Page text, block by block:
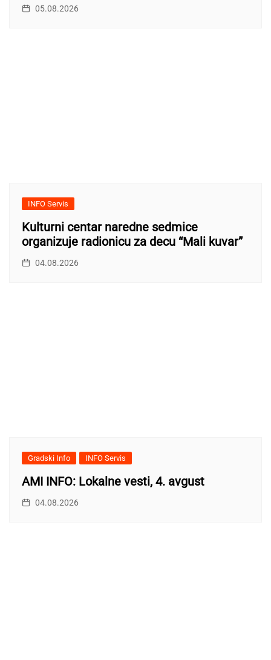
05.08.2026
INFO Servis
Kulturni centar naredne sedmice
organizuje radionicu za decu “Mali kuvar”
04.08.2026
Gradski Info INFO Servis
AMI INFO: Lokalne vesti, 4. avgust
04.08.2026